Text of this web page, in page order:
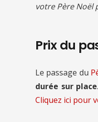
votre Père Noël
Prix du
Le passage du
durée sur place
Cliquez ici pour